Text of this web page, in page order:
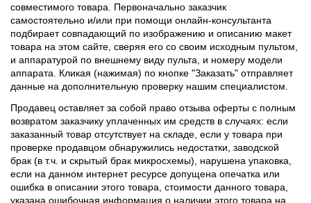
совместимого товара. Первоначально заказчик
самостоятельно и/или при помощи онлайн-консультанта
подбирает совпадающий по изображению и описанию макет
товара на этом сайте, сверяя его со своим исходным пультом,
и аппаратурой по внешнему виду пульта, и номеру модели
аппарата. Кликая (нажимая) по кнопке "Заказать" отправляет
данные на дополнительную проверку нашим специалистом.
Продавец оставляет за собой право отзыва оферты с полным
возвратом заказчику уплаченных им средств в случаях: если
заказанный товар отсутствует на складе, если у товара при
проверке продавцом обнаружились недостатки, заводской
брак (в т.ч. и скрытый брак микросхемы), нарушена упаковка,
если на данном интернет ресурсе допущена опечатка или
ошибка в описании этого товара, стоимости данного товара,
указана ошибочная информация о наличии этого товара на